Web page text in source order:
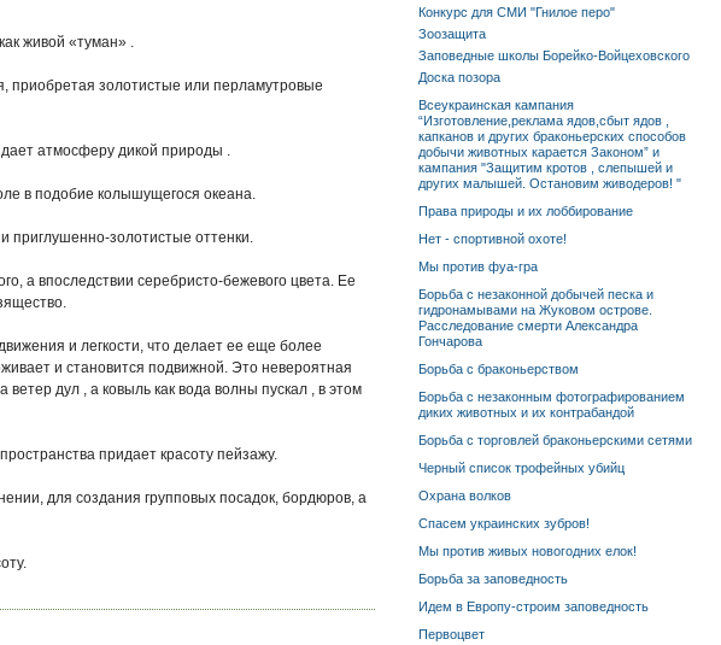
живой «туман» .
приобретая золотистые или перламутровые
атмосферу дикой природы .
в подобие колышущегося океана.
золотистые оттенки.
а впоследствии серебристо-бежевого цвета. Ее
и легкости, что делает ее еще более
и становится подвижной. Это невероятная
дул , а ковыль как вода волны пускал , в этом
придает красоту пейзажу.
для создания групповых посадок, бордюров, а
Конкурс для СМИ "Гнилое перо"
Зоозащита
Заповедные школы Борейко-Войцеховского
Доска позора
Всеукраинская кампания
“Изготовление,реклама ядов,сбыт ядов ,
капканов и других браконьерских способов
добычи животных карается Законом” и
кампания "Защитим кротов , слепышей и
других малышей. Остановим живодеров! "
Права природы и их лоббирование
Нет - спортивной охоте!
Мы против фуа-гра
Борьба с незаконной добычей песка и
гидронамывами на Жуковом острове.
Расследование смерти Александра
Гончарова
Борьба с браконьерством
Борьба с незаконным фотографированием
диких животных и их контрабандой
Борьба с торговлей браконьерскими сетями
Черный список трофейных убийц
Охрана волков
Спасем украинских зубров!
Мы против живых новогодних елок!
Борьба за заповедность
Идем в Европу-строим заповедность
Первоцвет